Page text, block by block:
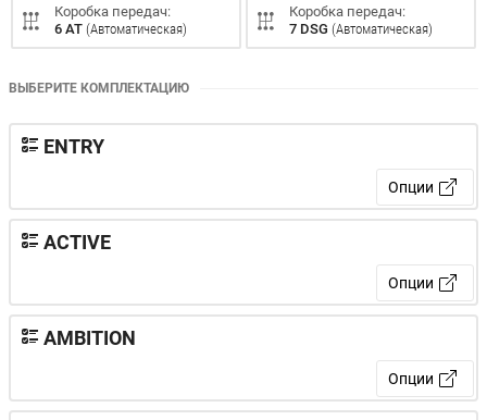
Коробка передач:
6 AT(Автоматическая)
Коробка передач:
7 DSG(Автоматическая)
ВЫБЕРИТЕ КОМПЛЕКТАЦИЮ
ENTRY
Опции
ACTIVE
Опции
AMBITION
Опции